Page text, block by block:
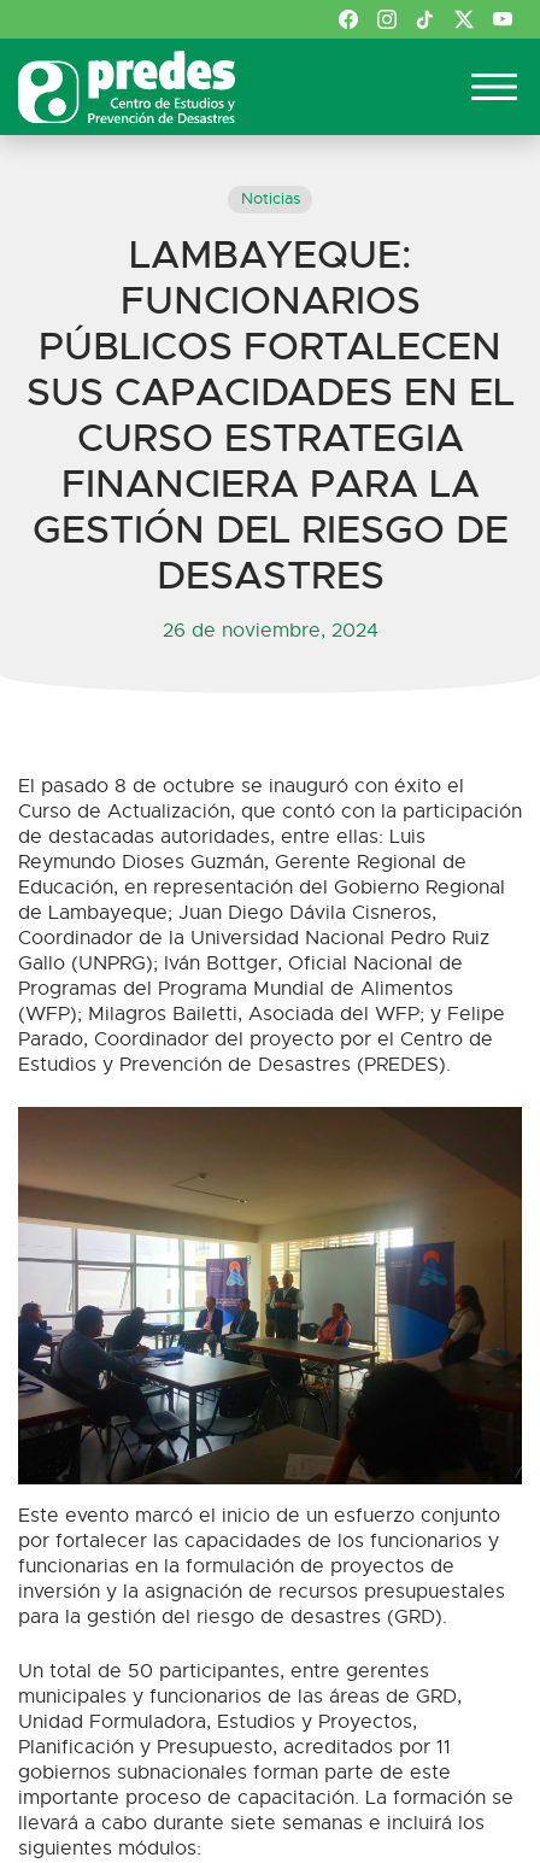
Noticias
LAMBAYEQUE:
FUNCIONARIOS
PÚBLICOS FORTALECEN
SUS CAPACIDADES EN EL
CURSO ESTRATEGIA
FINANCIERA PARA LA
GESTIÓN DEL RIESGO DE
DESASTRES
26 de noviembre, 2024
El pasado 8 de octubre se inauguró con éxito el
Curso de Actualización, que contó con la participación
de destacadas autoridades, entre ellas: Luis
Reymundo Dioses Guzmán, Gerente Regional de
Educación, en representación del Gobierno Regional
de Lambayeque; Juan Diego Dávila Cisneros,
Coordinador de la Universidad Nacional Pedro Ruiz
Gallo (UNPRG); Iván Bottger, Oficial Nacional de
Programas del Programa Mundial de Alimentos
(WFP); Milagros Bailetti, Asociada del WFP; y Felipe
Parado, Coordinador del proyecto por el Centro de
Estudios y Prevención de Desastres (PREDES).
Este evento marcó el inicio de un esfuerzo conjunto
por fortalecer las capacidades de los funcionarios y
funcionarias en la formulación de proyectos de
inversión y la asignación de recursos presupuestales
para la gestión del riesgo de desastres (GRD).
Un total de 50 participantes, entre gerentes
municipales y funcionarios de las áreas de GRD,
Unidad Formuladora, Estudios y Proyectos,
Planificación y Presupuesto, acreditados por 11
gobiernos subnacionales forman parte de este
importante proceso de capacitación. La formación se
llevará a cabo durante siete semanas e incluirá los
siguientes módulos: